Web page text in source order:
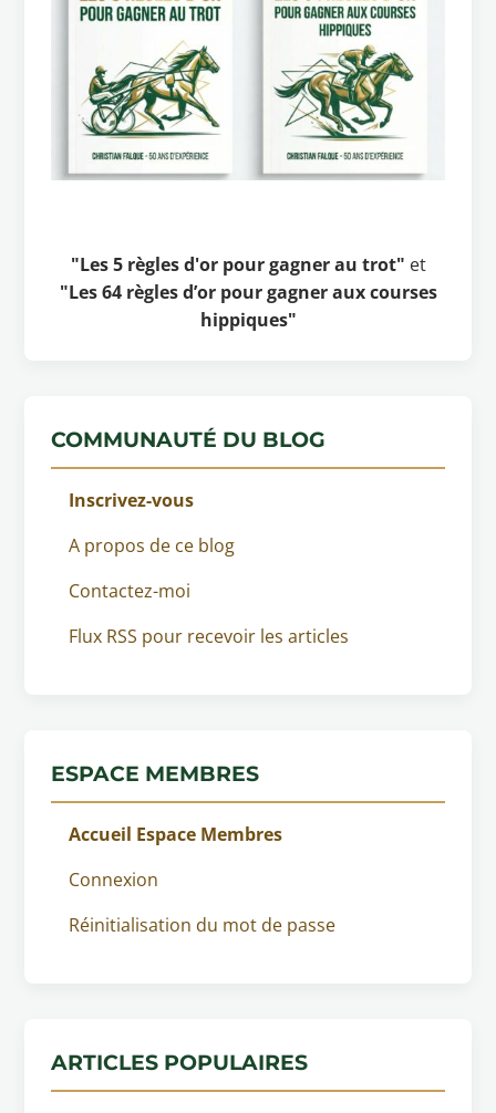
"Les 5 règles d'or pour gagner au trot" et
"Les 64 règles d’or pour gagner aux courses
hippiques"
COMMUNAUTÉ DU BLOG
Inscrivez-vous
A propos de ce blog
Contactez-moi
Flux RSS pour recevoir les articles
ESPACE MEMBRES
Accueil Espace Membres
Connexion
Réinitialisation du mot de passe
ARTICLES POPULAIRES